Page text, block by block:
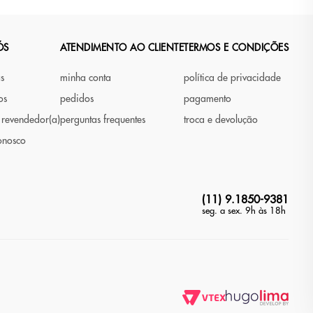
ATENDIMENTO AO CLIENTE
minha conta
pedidos
perguntas frequentes
TERMOS E CONDIÇÕES
política de privacidade
pagamento
troca e devolução
(11) 9.1850-9381
seg. a sex. 9h às 18h